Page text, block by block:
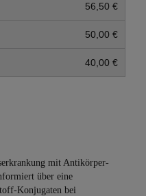
56,50 €
50,00 €
40,00 €
mit Antikörper-
über eine
Konjugaten bei